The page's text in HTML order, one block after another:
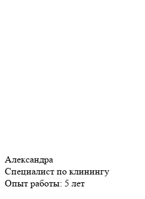
Александра
Специалист по клинингу
Опыт работы: 5 лет